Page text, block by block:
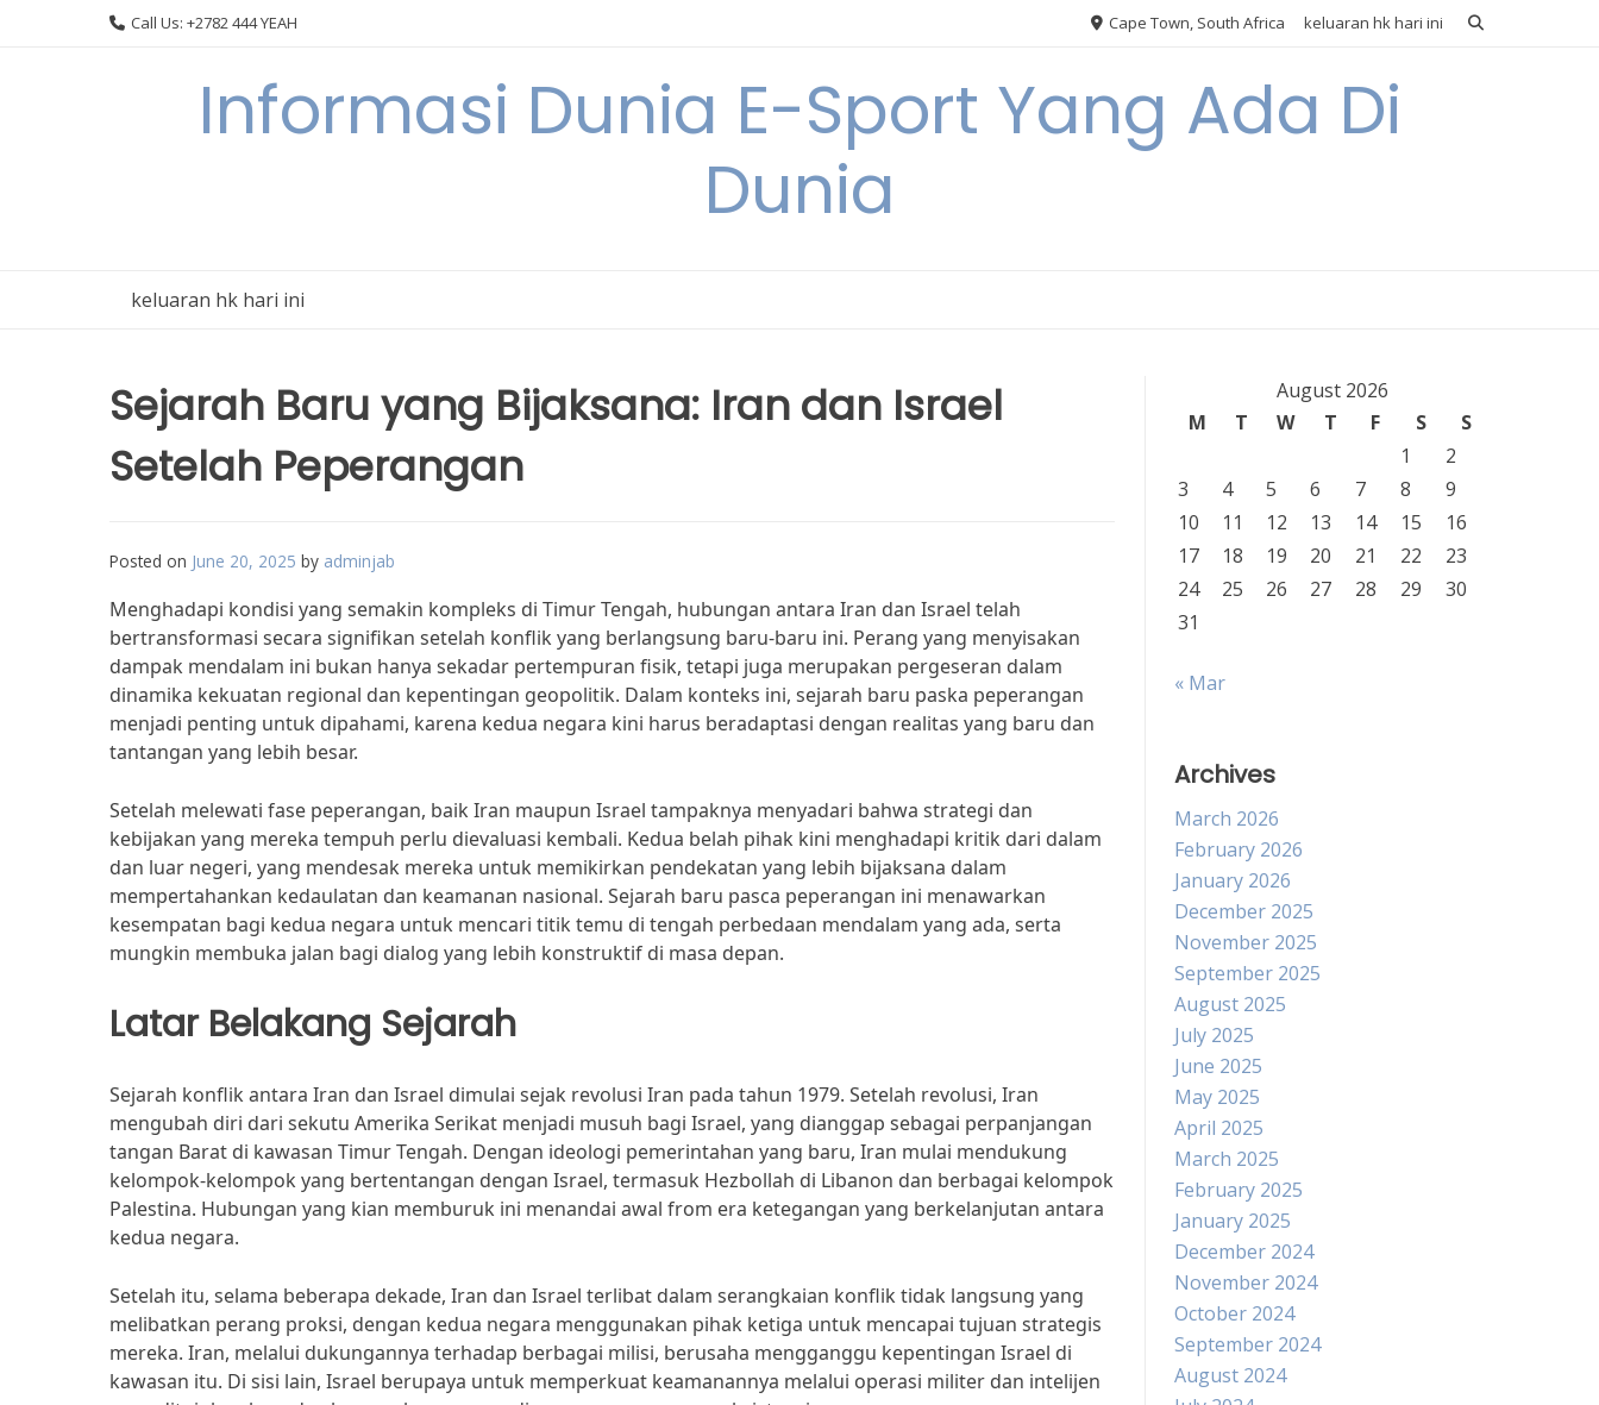
Call Us: +2782 444 YEAH Cape Town, South Africa keluaran hk hari ini
Informasi Dunia E-Sport Yang Ada Di
Dunia
keluaran hk hari ini
Sejarah Baru yang Bijaksana: Iran dan Israel
Setelah Peperangan
Posted on June 20, 2025 by adminjab
Menghadapi kondisi yang semakin kompleks di Timur Tengah, hubungan antara Iran dan Israel telah
bertransformasi secara signifikan setelah konflik yang berlangsung baru-baru ini. Perang yang menyisakan
dampak mendalam ini bukan hanya sekadar pertempuran fisik, tetapi juga merupakan pergeseran dalam
dinamika kekuatan regional dan kepentingan geopolitik. Dalam konteks ini, sejarah baru paska peperangan
menjadi penting untuk dipahami, karena kedua negara kini harus beradaptasi dengan realitas yang baru dan
tantangan yang lebih besar.
Setelah melewati fase peperangan, baik Iran maupun Israel tampaknya menyadari bahwa strategi dan
kebijakan yang mereka tempuh perlu dievaluasi kembali. Kedua belah pihak kini menghadapi kritik dari dalam
dan luar negeri, yang mendesak mereka untuk memikirkan pendekatan yang lebih bijaksana dalam
mempertahankan kedaulatan dan keamanan nasional. Sejarah baru pasca peperangan ini menawarkan
kesempatan bagi kedua negara untuk mencari titik temu di tengah perbedaan mendalam yang ada, serta
mungkin membuka jalan bagi dialog yang lebih konstruktif di masa depan.
Latar Belakang Sejarah
Sejarah konflik antara Iran dan Israel dimulai sejak revolusi Iran pada tahun 1979. Setelah revolusi, Iran
mengubah diri dari sekutu Amerika Serikat menjadi musuh bagi Israel, yang dianggap sebagai perpanjangan
tangan Barat di kawasan Timur Tengah. Dengan ideologi pemerintahan yang baru, Iran mulai mendukung
kelompok-kelompok yang bertentangan dengan Israel, termasuk Hezbollah di Libanon dan berbagai kelompok
Palestina. Hubungan yang kian memburuk ini menandai awal from era ketegangan yang berkelanjutan antara
kedua negara.
Setelah itu, selama beberapa dekade, Iran dan Israel terlibat dalam serangkaian konflik tidak langsung yang
melibatkan perang proksi, dengan kedua negara menggunakan pihak ketiga untuk mencapai tujuan strategis
mereka. Iran, melalui dukungannya terhadap berbagai milisi, berusaha mengganggu kepentingan Israel di
kawasan itu. Di sisi lain, Israel berupaya untuk memperkuat keamanannya melalui operasi militer dan intelijen
August 2026
M
T W T F S
S
1
2
3
4 5 6 7 8
9
10
11 12 13 14 15
16
17
18 19 20 21 22
23
24
25 26 27 28 29
30
31
« Mar
Archives
March 2026
February 2026
January 2026
December 2025
November 2025
September 2025
August 2025
July 2025
June 2025
May 2025
April 2025
March 2025
February 2025
January 2025
December 2024
November 2024
October 2024
September 2024
August 2024